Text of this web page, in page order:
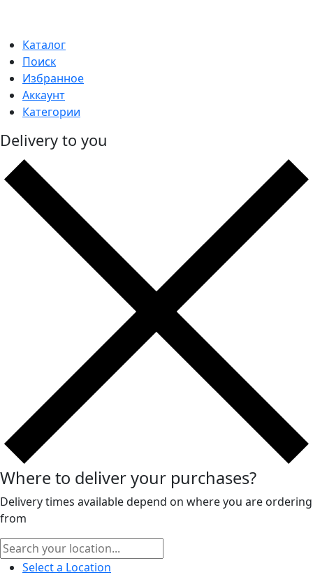
Каталог
Поиск
Избранное
Аккаунт
Категории
Delivery to you
Where to deliver your purchases?
Delivery times available depend on where you are ordering
from
Select a Location